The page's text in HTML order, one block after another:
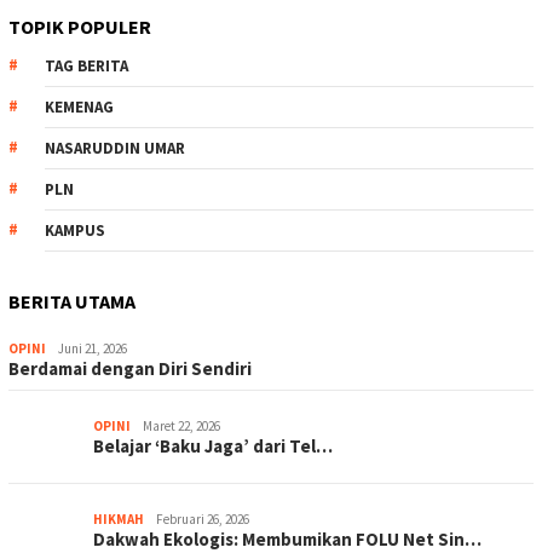
TOPIK POPULER
TAG BERITA
KEMENAG
NASARUDDIN UMAR
PLN
KAMPUS
BERITA UTAMA
OPINI Juni 21, 2026
Berdamai dengan Diri Sendiri
OPINI Maret 22, 2026
Belajar ‘Baku Jaga’ dari Tel…
HIKMAH Februari 26, 2026
Dakwah Ekologis: Membumikan FOLU Net Sin…